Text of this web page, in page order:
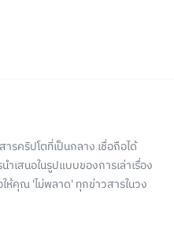
รคริปโตที่เป็นกลาง เชื่อถือได้
เสนอในรูปแบบของการเล่าเรื่อง
ให้คุณ 'ไม่พลาด' ทุกข่าวสารในวง